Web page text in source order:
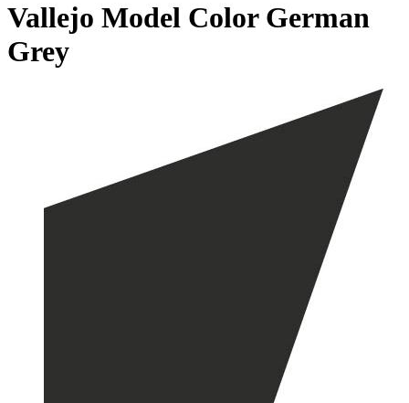
Vallejo Model Color German
Grey